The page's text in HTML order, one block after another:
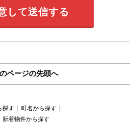
して送信する
ページの先頭へ
探す
町名から探す
新着物件から探す